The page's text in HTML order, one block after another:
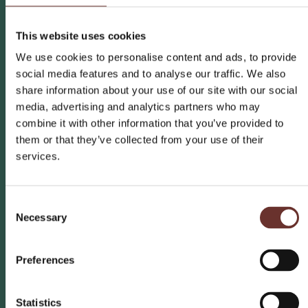
This website uses cookies
We use cookies to personalise content and ads, to provide
social media features and to analyse our traffic. We also
share information about your use of our site with our social
media, advertising and analytics partners who may
combine it with other information that you’ve provided to
them or that they’ve collected from your use of their
services.
Necessary
Preferences
Statistics
+ 45 31 21 92 91
lars@publico.dk